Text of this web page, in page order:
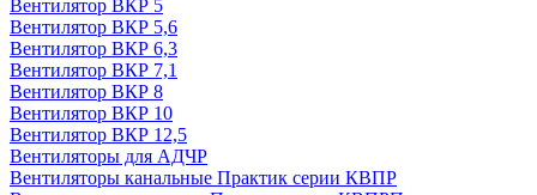
Вентилятор ВКР 5
Вентилятор ВКР 5,6
Вентилятор ВКР 6,3
Вентилятор ВКР 7,1
Вентилятор ВКР 8
Вентилятор ВКР 10
Вентилятор ВКР 12,5
Вентиляторы для АДЧР
Вентиляторы канальные Практик серии КВПР